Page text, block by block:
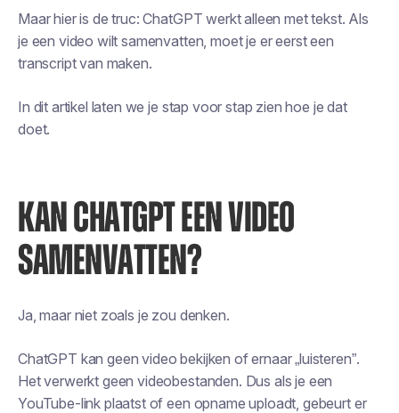
Maar hier is de truc: ChatGPT werkt alleen met tekst. Als
je een video wilt samenvatten, moet je er eerst een
transcript van maken.
In dit artikel laten we je stap voor stap zien hoe je dat
doet.
KAN CHATGPT EEN VIDEO
SAMENVATTEN?
Ja, maar niet zoals je zou denken.
ChatGPT kan geen video bekijken of ernaar „luisteren”.
Het verwerkt geen videobestanden. Dus als je een
YouTube-link plaatst of een opname uploadt, gebeurt er